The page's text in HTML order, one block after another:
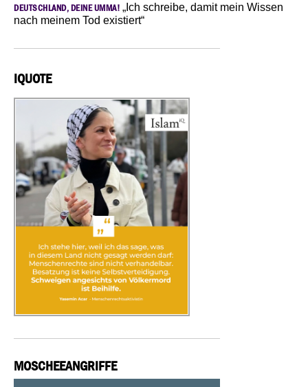
DEUTSCHLAND, DEINE UMMA! „Ich schreibe, damit mein Wissen
nach meinem Tod existiert“
IQUOTE
MOSCHEEANGRIFFE